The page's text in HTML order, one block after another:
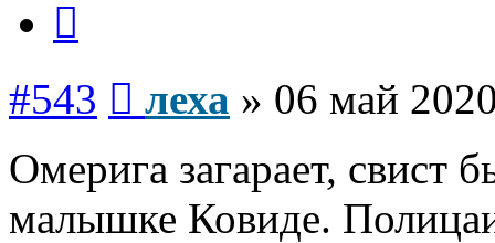
#543 леха » 06 май
Омерига загарает, свист
малышке Ковиде.